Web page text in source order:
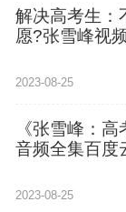
解决高考生：
愿?张雪峰视
2023-08-25
《张雪峰：高
音频全集百度
2023-08-25